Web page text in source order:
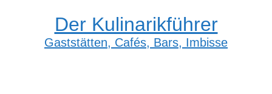
Der Kulinarikführer
Gaststätten, Cafés, Bars, Imbisse